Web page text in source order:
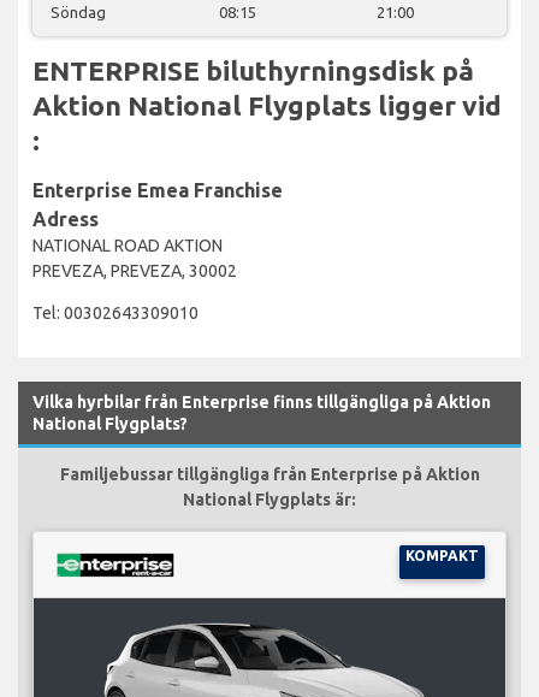
Söndag 08:15 21:00
ENTERPRISE biluthyrningsdisk på
Aktion National Flygplats ligger vid
:
Enterprise Emea Franchise
Adress
NATIONAL ROAD AKTION
PREVEZA, PREVEZA, 30002
Tel: 00302643309010
Vilka hyrbilar från Enterprise finns tillgängliga på Aktion
National Flygplats?
Familjebussar tillgängliga från Enterprise på Aktion
National Flygplats är:
KOMPAKT